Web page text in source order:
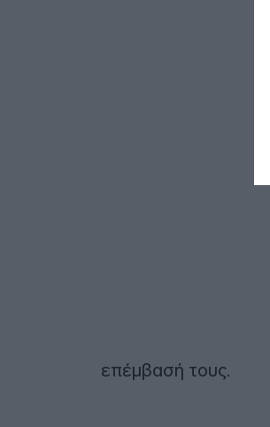
επέμβασή τους.